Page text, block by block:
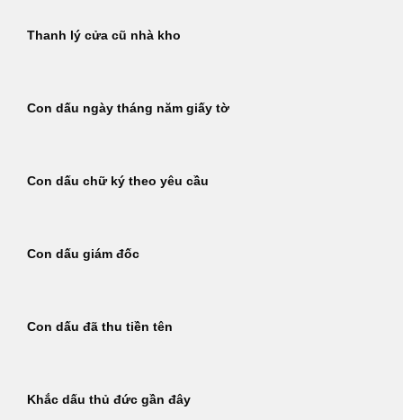
Thanh lý cửa cũ nhà kho
Con dấu ngày tháng năm giấy tờ
Con dấu chữ ký theo yêu cầu
Con dấu giám đốc
Con dấu đã thu tiền tên
Khắc dấu thủ đức gần đây